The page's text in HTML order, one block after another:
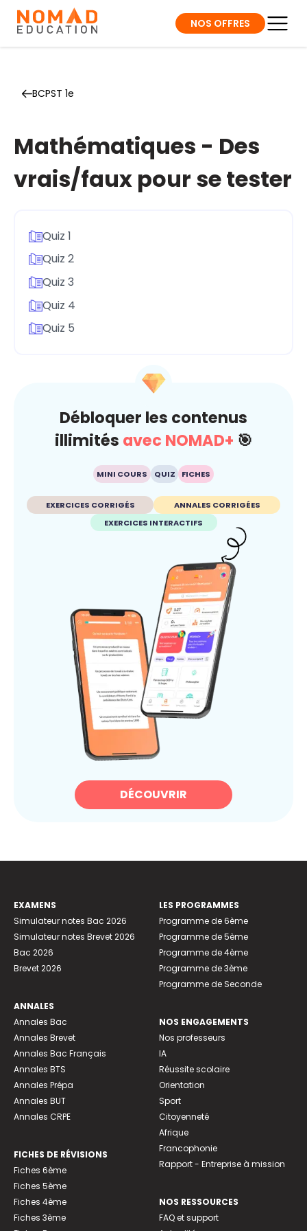
NOS OFFRES
BCPST 1e
Mathématiques - Des
vrais/faux pour se tester
Quiz 1
Quiz 2
Quiz 3
Quiz 4
Quiz 5
Débloquer les contenus
illimités avec NOMAD+ 🎯
MINI COURS QUIZ FICHES
EXERCICES CORRIGÉS
ANNALES CORRIGÉES
EXERCICES INTERACTIFS
DÉCOUVRIR
EXAMENS
Simulateur notes Bac 2026
Simulateur notes Brevet 2026
Bac 2026
Brevet 2026
ANNALES
Annales Bac
Annales Brevet
Annales Bac Français
Annales BTS
Annales Prépa
Annales BUT
Annales CRPE
FICHES DE RÉVISIONS
Fiches 6ème
Fiches 5ème
Fiches 4ème
Fiches 3ème
LES PROGRAMMES
Programme de 6ème
Programme de 5ème
Programme de 4ème
Programme de 3ème
Programme de Seconde
NOS ENGAGEMENTS
Nos professeurs
IA
Réussite scolaire
Orientation
Sport
Citoyenneté
Afrique
Francophonie
Rapport - Entreprise à mission
NOS RESSOURCES
FAQ et support